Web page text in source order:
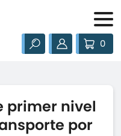
0
primer nivel
por